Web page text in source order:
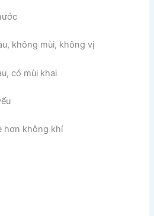
không mùi, không vị
có mùi khai
hơn không khí